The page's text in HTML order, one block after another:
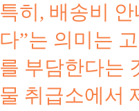
특히, 배송비
다”는 의미는
를 부담한다는
물 취급소에서